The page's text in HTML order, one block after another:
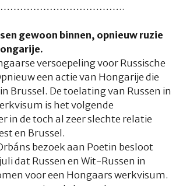
WHAT'S NEW(S) ECONOMIE
gewoon binnen, opnieuw ruzie
versoepeling voor Russische
een actie van Hongarije die
Brussel. De toelating van Russen in
is het volgende
in de toch al zeer slechte relatie
en Brussel.
bezoek aan Poetin besloot
dat Russen en Wit-Russen in
voor een Hongaars werkvisum.